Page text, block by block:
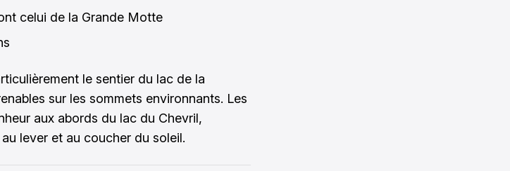
celui de la Grande Motte
le sentier du lac de la
sur les sommets environnants. Les
aux abords du lac du Chevril,
lever et au coucher du soleil.